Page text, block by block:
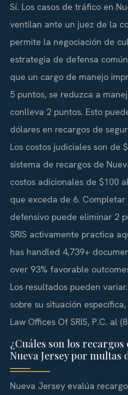
Sí. Los casos de tráfico en
ventilan ante un juez de la
permite la negociación de
estrategia de defensa
que un cargo de manejo
5 puntos, se reduzca a
conlleva 2 puntos. Esto
dólares en recargos de
Los costos judiciales son de
sistema de recargos de
costos adicionales de $100
que exceda de 6.
defensivo puede eliminar 2
SRIS activamente practica
has handled 4,739+
over 93% favorable
Los resultados pueden
sobre su situación
Law Offices Of SRIS, P.C. al
¿Cuáles son los recargos
Nueva Jersey por multas
Nueva Jersey evalúa